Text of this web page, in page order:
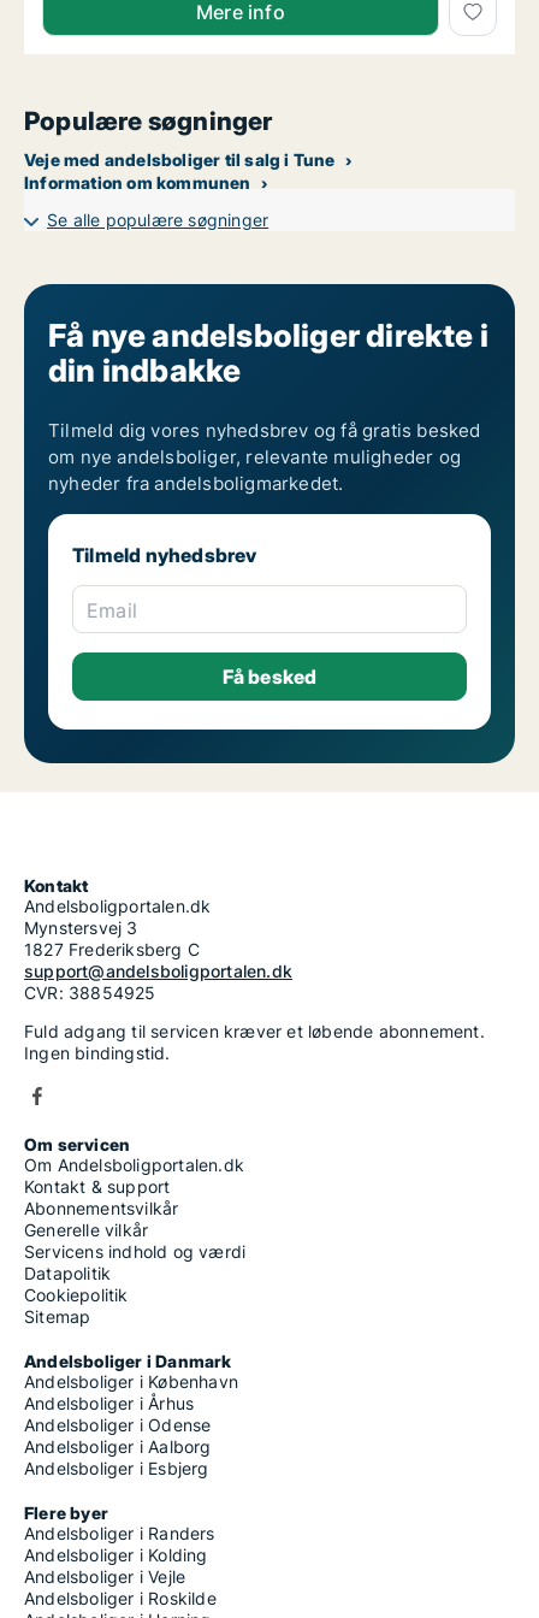
Mere info
Populære søgninger
Veje med andelsboliger til salg i Tune
Information om kommunen
Se alle populære søgninger
Få nye andelsboliger direkte i
din indbakke
Tilmeld dig vores nyhedsbrev og få gratis besked
om nye andelsboliger, relevante muligheder og
nyheder fra andelsboligmarkedet.
Tilmeld nyhedsbrev
Email
Kontakt
Andelsboligportalen.dk
Mynstersvej 3
1827 Frederiksberg C
support@andelsboligportalen.dk
CVR: 38854925
Fuld adgang til servicen kræver et løbende abonnement.
Ingen bindingstid.
Om servicen
Om Andelsboligportalen.dk
Kontakt & support
Abonnementsvilkår
Generelle vilkår
Servicens indhold og værdi
Datapolitik
Cookiepolitik
Sitemap
Andelsboliger i Danmark
Andelsboliger i København
Andelsboliger i Århus
Andelsboliger i Odense
Andelsboliger i Aalborg
Andelsboliger i Esbjerg
Flere byer
Andelsboliger i Randers
Andelsboliger i Kolding
Andelsboliger i Vejle
Andelsboliger i Roskilde